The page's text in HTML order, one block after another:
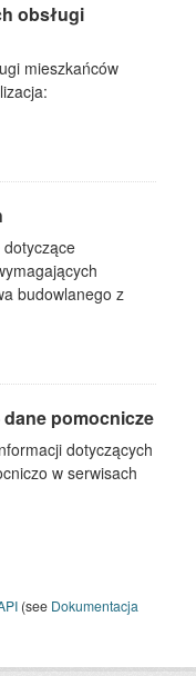
obsługi
mieszkańców
budowlanego z
dane pomocnicze
dotyczących
w serwisach
(see Dokumentacja